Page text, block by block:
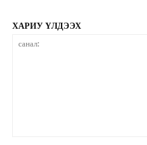
ХАРИУ ҮЛДЭЭХ